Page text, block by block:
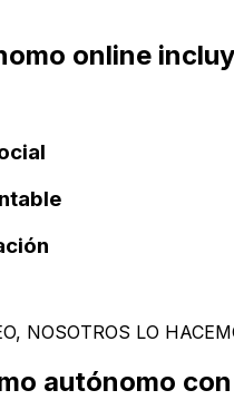
online
NOSOTROS LO
autónomo